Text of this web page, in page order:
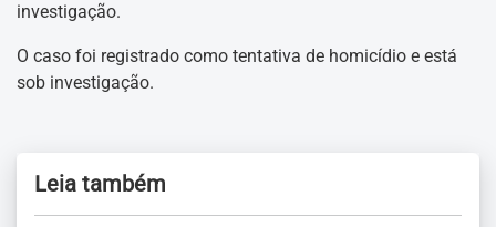
investigação.
O caso foi registrado como tentativa de homicídio e está
sob investigação.
Leia também